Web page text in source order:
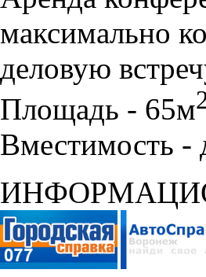
максимально
деловую
Площадь - 65м
Вместимость -